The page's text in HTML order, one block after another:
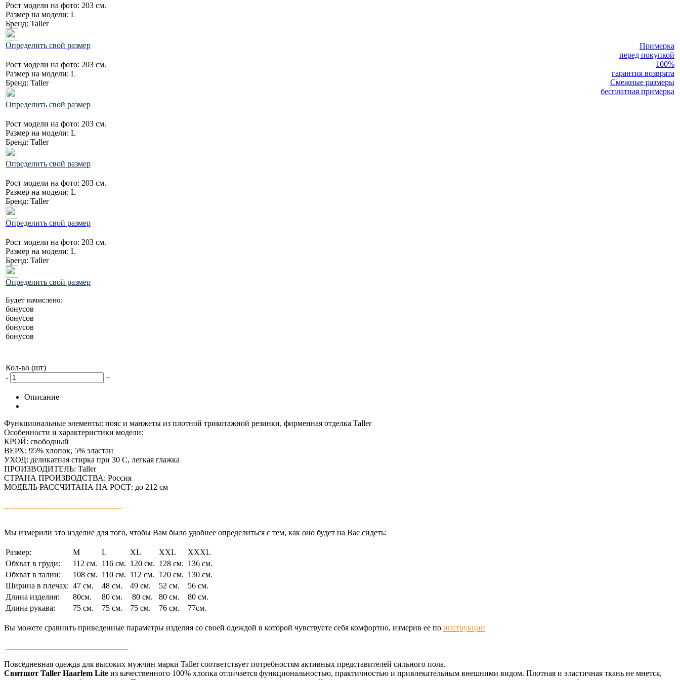
Рост модели на фото: 203 см.
Размер на модели: L
Бренд: Taller
Определить свой размер
Рост модели на фото: 203 см.
Размер на модели: L
Бренд: Taller
Определить свой размер
Рост модели на фото: 203 см.
Размер на модели: L
Бренд: Taller
Определить свой размер
Рост модели на фото: 203 см.
Размер на модели: L
Бренд: Taller
Определить свой размер
Рост модели на фото: 203 см.
Размер на модели: L
Бренд: Taller
Определить свой размер
Примерка
перед покупкой
100%
гарантия возврата
Смежные размеры
бесплатная примерка
Будет начислено:
бонусов
бонусов
бонусов
бонусов
Кол-во (шт)
-
+
Описание
Функциональные элементы: пояс и манжеты из плотной трикотажной резинки, фирменная отделка Taller
Особенности и характеристики модели:
КРОЙ: свободный
ВЕРХ: 95% хлопок, 5% эластан
УХОД: деликатная стирка при 30 С, легкая глажка
ПРОИЗВОДИТЕЛЬ: Taller
СТРАНА ПРОИЗВОДСТВА: Россия
МОДЕЛЬ РАССЧИТАНА НА РОСТ: до 212 см
Мы измерили это изделие для того, чтобы Вам было удобнее определиться с тем, как оно будет на Вас сидеть:
Размер: M L XL XXL
XXXL
Обхват в груди:
112 см. 116 см. 120 см. 128 см. 136 см.
Обхват в талии:
108 см. 110 см. 112 см. 120 см. 130 см.
Ширина в плечах: 47 см. 48 см. 49 см. 52 см.
56 см.
Длина изделия:
80см. 80 см. 80 см. 80 см.
80 см.
Длина рукава:
75 см. 75 см. 75 см. 76 см. 77см.
Вы можете сравнить приведенные параметры изделия со своей одеждой в которой чувствуете себя комфортно, измерив ее по инструкции
Повседневная одежда для высоких мужчин марки Taller соответствует потребностям активных представителей сильного пола.
Свитшот Taller Haarlem Lite из качественного 100% хлопка отличается функциональностью, практичностью и привлекательным внешними видом. Плотная и эластичная ткань не мнется,